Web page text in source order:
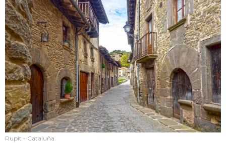
Rupit - Cataluña.